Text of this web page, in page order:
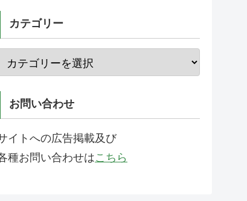
カテゴリー
お問い合わせ
イトへの広告掲載及び
種お問い合わせはこちら